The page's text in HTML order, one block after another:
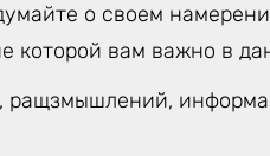
о своем
которой вам важно в
ращзмышлений,